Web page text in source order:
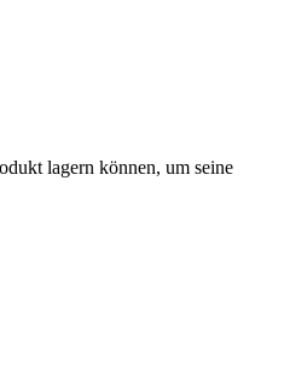
lagern können, um seine